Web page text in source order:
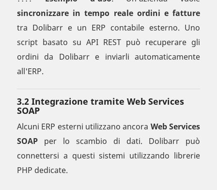
sincronizzare in tempo reale ordini e fatture
tra Dolibarr e un ERP contabile esterno. Uno
script basato su API REST può recuperare gli
ordini da Dolibarr e inviarli automaticamente
all'ERP.
3.2 Integrazione tramite Web Services
SOAP
Alcuni ERP esterni utilizzano ancora Web Services
SOAP per lo scambio di dati. Dolibarr può
connettersi a questi sistemi utilizzando librerie
PHP dedicate.